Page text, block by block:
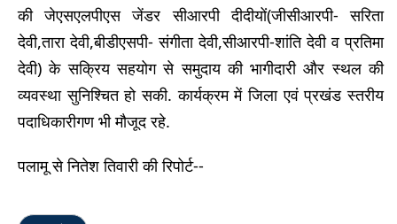
की जेएसएलपीएस जेंडर सीआरपी दीदीयों(जीसीआरपी- सरिता
देवी,तारा देवी,बीडीएसपी- संगीता देवी,सीआरपी-शांति देवी व प्रतिमा
देवी) के सक्रिय सहयोग से समुदाय की भागीदारी और स्थल की
व्यवस्था सुनिश्चित हो सकी. कार्यक्रम में जिला एवं प्रखंड स्तरीय
पदाधिकारीगण भी मौजूद रहे.
पलामू से नितेश तिवारी की रिपोर्ट--